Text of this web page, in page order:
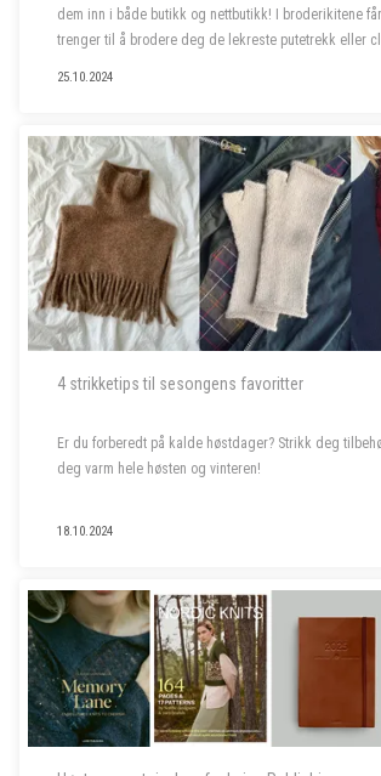
dem inn i både butikk og nettbutikk! I broderikitene
trenger til å brodere deg de lekreste putetrekk eller
25.10.2024
4 strikketips til sesongens favoritter
Er du forberedt på kalde høstdager? Strikk deg
deg varm hele høsten og vinteren!
18.10.2024